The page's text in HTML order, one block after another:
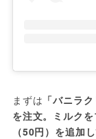
まずは 「バニラ
を注文。ミルク
（50円）を追加